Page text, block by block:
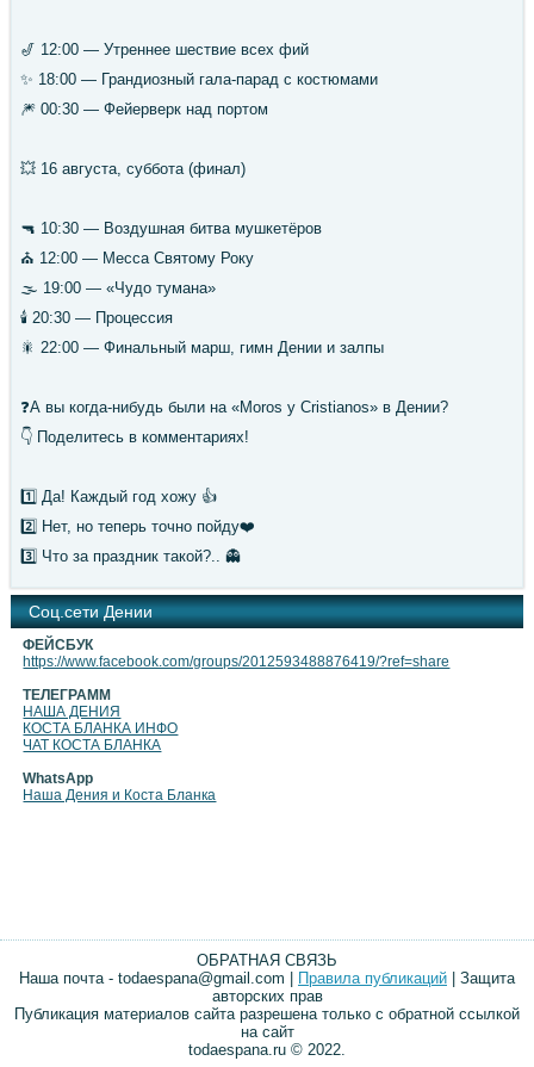
🎷 12:00 — Утреннее шествие всех фий
✨ 18:00 — Грандиозный гала-парад с костюмами
🎆 00:30 — Фейерверк над портом
💥 16 августа, суббота (финал)
🔫 10:30 — Воздушная битва мушкетёров
⛪ 12:00 — Месса Святому Року
🌫 19:00 — «Чудо тумана»
🕯 20:30 — Процессия
🎇 22:00 — Финальный марш, гимн Дении и залпы
❓А вы когда-нибудь были на «Moros y Cristianos» в Дении?
👇 Поделитесь в комментариях!
1️⃣ Да! Каждый год хожу 👍
2️⃣ Нет, но теперь точно пойду❤️
3️⃣ Что за праздник такой?.. 👻
Cоц.сети Дении
ФЕЙСБУК
https://www.facebook.com/groups/2012593488876419/?ref=share
ТЕЛЕГРАММ
НАША ДЕНИЯ
КОСТА БЛАНКА ИНФО
ЧАТ КОСТА БЛАНКА
WhatsApp
Наша Дения и Коста Бланка
ОБРАТНАЯ СВЯЗЬ
Наша почта - todaespana@gmail.com | Правила публикаций | Защита
авторских прав
Публикация материалов сайта разрешена только с обратной ссылкой
на сайт
todaespana.ru © 2022.